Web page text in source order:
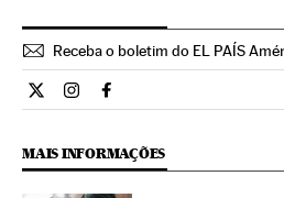
Receba o boletim do EL PAÍS
Cultura El País Brasil en Twitter
Cultura El País Brasil en
Cultura El País Brasil
MAIS INFORMAÇÕES